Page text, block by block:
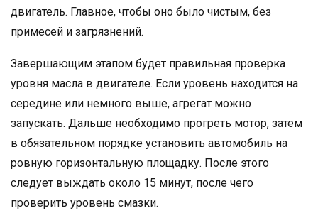
двигатель. Главное, чтобы оно было чистым, без
примесей и загрязнений.
Завершающим этапом будет правильная проверка
уровня масла в двигателе. Если уровень находится на
середине или немного выше, агрегат можно
запускать. Дальше необходимо прогреть мотор, затем
в обязательном порядке установить автомобиль на
ровную горизонтальную площадку. После этого
следует выждать около 15 минут, после чего
проверить уровень смазки.